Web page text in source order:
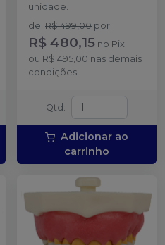
unidade.
de: R$ 499,00 por:
R$ 480,15 no Pix
ou R$ 495,00 nas demais
condições
Qtd :
Adicionar ao
carrinho